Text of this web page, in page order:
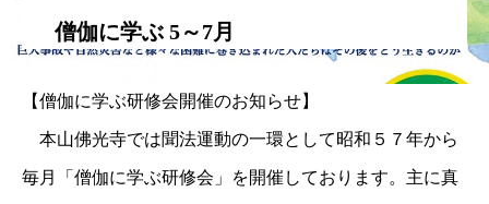
僧伽に学ぶ 5～7月
【僧伽に学ぶ研修会開催のお知らせ】
本山佛光寺では聞法運動の一環として昭和５７年から
毎月「僧伽に学ぶ研修会」を開催しております。主に真